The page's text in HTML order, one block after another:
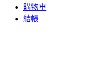
購物車
結帳